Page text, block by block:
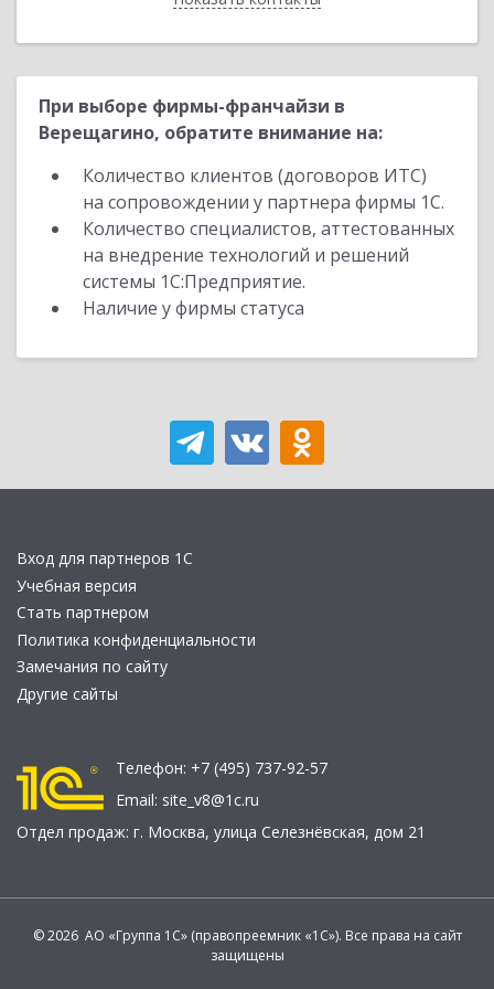
При выборе фирмы-франчайзи в
Верещагино, обратите внимание на:
Количество клиентов (договоров ИТС)
на сопровождении у партнера фирмы 1С.
Количество специалистов, аттестованных
на внедрение технологий и решений
системы 1С:Предприятие.
Наличие у фирмы статуса
Вход для партнеров 1С
Учебная версия
Стать партнером
Политика конфиденциальности
Замечания по сайту
Другие сайты
Телефон: +7 (495) 737-92-57
Email: site_v8@1c.ru
Отдел продаж: г. Москва, улица Селезнёвская, дом 21
© 2026 АО «Группа 1С» (правопреемник «1С»). Все права на сайт
защищены